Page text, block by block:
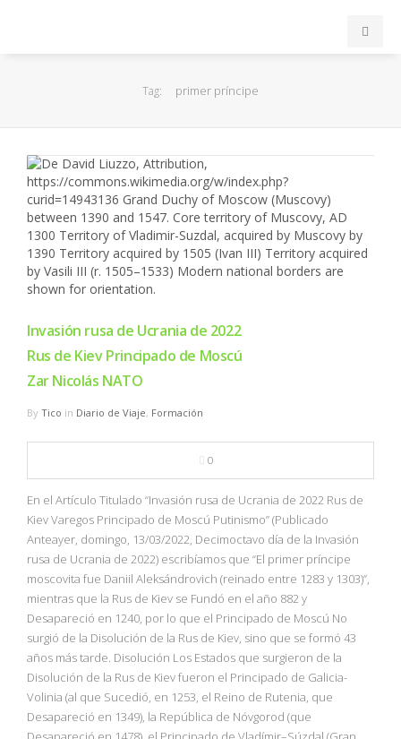
EuroLeague
FEB
FIBA
FORMACIÓN
NBA
RIO 2016
Tag: primer príncipe
Invasión rusa de Ucrania de 2022
Rus de Kiev Principado de Moscú
Zar Nicolás NATO
By Tico in Diario de Viaje, Formación
0
En el Artículo Titulado “Invasión rusa de Ucrania de 2022 Rus de
Kiev Varegos Principado de Moscú Putinismo” (Publicado
Anteayer, domingo, 13/03/2022, Decimoctavo día de la Invasión
rusa de Ucrania de 2022) escribíamos que “El primer príncipe
moscovita fue Daniil Aleksándrovich (reinado entre 1283 y 1303)”,
mientras que la Rus de Kiev se Fundó en el año 882 y
Desapareció en 1240, por lo que el Principado de Moscú No
surgió de la Disolución de la Rus de Kiev, sino que se formó 43
años más tarde. Disolución Los Estados que surgieron de la
Disolución de la Rus de Kiev fueron el Principado de Galicia-
Volinia (al que Sucedió, en 1253, el Reino de Rutenia, que
Desapareció en 1349), la República de Nóvgorod (que